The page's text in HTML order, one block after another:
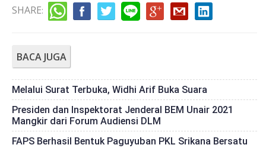
SHARE:
BACA JUGA
Melalui Surat Terbuka, Widhi Arif Buka Suara
Presiden dan Inspektorat Jenderal BEM Unair 2021
Mangkir dari Forum Audiensi DLM
FAPS Berhasil Bentuk Paguyuban PKL Srikana Bersatu